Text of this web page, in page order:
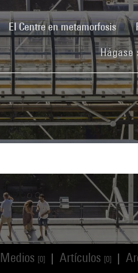
El Centre en metamorfosis
Hágase
Medios [0] Artículos [0]